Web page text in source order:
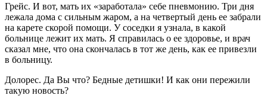
Грейс. И вот, мать их «заработала» себе пневмонию. Три дня
лежала дома с сильным жаром, а на четвертый день ее забрали
на карете скорой помощи. У соседки я узнала, в какой
больнице лежит их мать. Я справилась о ее здоровье, и врач
сказал мне, что она скончалась в тот же день, как ее привезли
в больницу.
Долорес. Да Вы что? Бедные детишки! И как они пережили
такую новость?